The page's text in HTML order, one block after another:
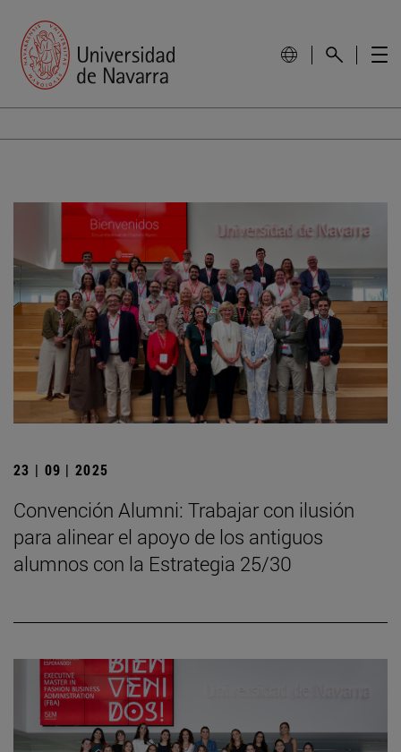
23 | 09 | 2025
Convención Alumni: Trabajar con ilusión
para alinear el apoyo de los antiguos
alumnos con la Estrategia 25/30